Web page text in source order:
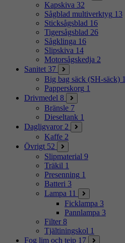
Kapskiva 32
Sågblad multiverktyg 13
Sticksågsblad 16
Tigersågsblad 26
Sågklinga 16
Slipskiva 14
Motorsågskedja 2
Sanitet 37
Big bag säck (SH-säck) 1
Papperskorg 1
Drivmedel 8
Bränsle 7
Dieseltank 1
Dagligvaror 2
Kaffe 2
Övrigt 52
Slipmaterial 9
Träkil 1
Presenning 1
Batteri 3
Lampa 11
Ficklampa 3
Pannlampa 3
Filter 8
Tjältiningskol 1
Fog lim och tejp 17